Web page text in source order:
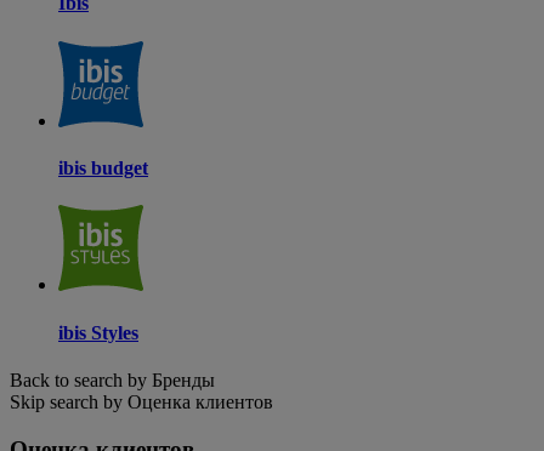
ibis budget
ibis Styles
Back to search by Бренды
Skip search by Оценка клиентов